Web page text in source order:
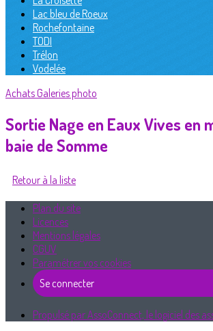
Lac bleu de Roeux
Rochefontaine
TODI
Trélon
Vodelée
AchatsGaleries photo
Sortie Nage en Eaux Vives en
baie de Somme
Retour à la liste
Plan du site
Licences
Mentions légales
CGUV
Paramétrer vos cookies
Se connecter
Propulsé par AssoConnect, le logiciel des